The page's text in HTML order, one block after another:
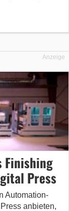
Anzeige
Finishing
Press
Automation-
anbieten,